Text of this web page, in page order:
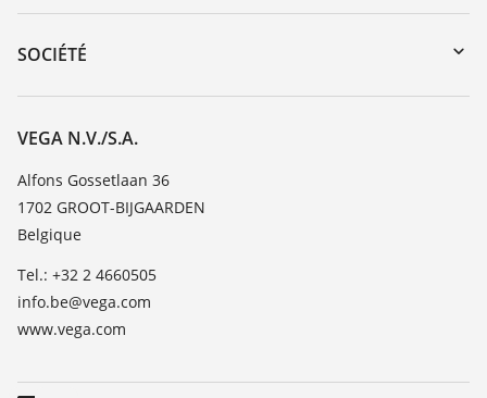
DTM Collection/PACTware
Retour d'appareil
Formations
TeamViewer
SOCIÉTÉ
Carrière
À propos de VEGA
Contact
News
Presse
Blog
VEGA N.V./S.A.
Alfons Gossetlaan 36
1702 GROOT-BIJGAARDEN
Belgique
Tel.: +32 2 4660505
info.be@vega.com
www.vega.com